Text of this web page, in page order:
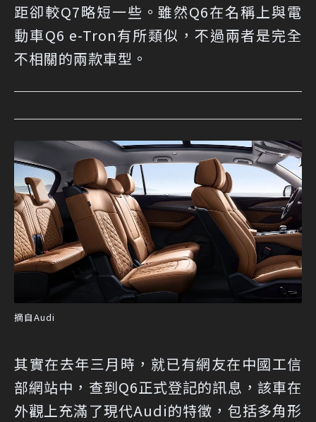
距卻較Q7略短一些。雖然Q6在名稱上與電
動車Q6 e-Tron有所類似，不過兩者是完全
不相關的兩款車型。
摘自Audi
其實在去年三月時，就已有網友在中國工信
部網站中，查到Q6正式登記的訊息，該車在
外觀上充滿了現代Audi的特徵，包括多角形